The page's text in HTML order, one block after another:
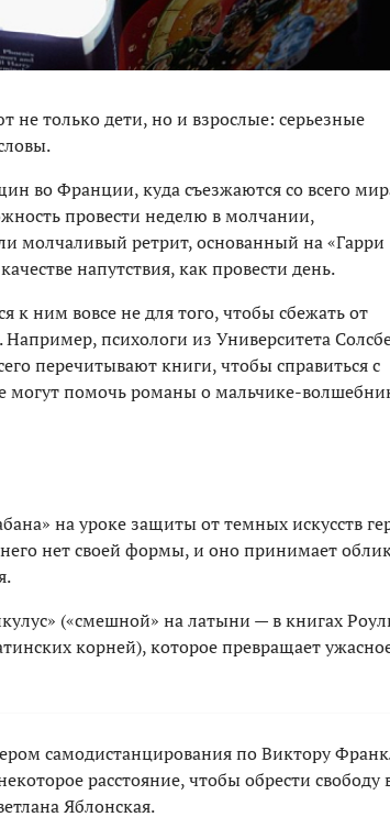
не только дети, но и взрослые: серьезные
во Франции, куда съезжаются со всего
провести неделю в молчании,
молчаливый ретрит, основанный на «Гарри
напутствия, как провести день.
ним вовсе не для того, чтобы сбежать от
психологи из Университета
перечитывают книги, чтобы справиться с
помочь романы о мальчике-
на уроке защиты от темных искусств
нет своей формы, и оно принимает
(«смешной» на латыни — в книгах
корней), которое превращает
самодистанцирования по Виктору
расстояние, чтобы обрести свободу
Яблонская.